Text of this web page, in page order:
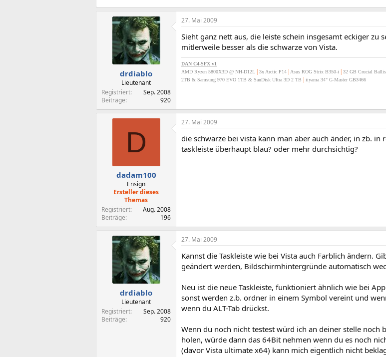
drdiablo
Lieutenant
Registriert
Sep. 2008
Beiträge
920
27. Mai 2009
Sieht ganz nett aus, die leiste schein insgesamt eckiger zu
mitlerweile besser als die schwarze von Vista.
DAN C4-SFX v1
AMD Ryzen 5800X3D @ NH-D12L
3x Arctic P14 Asus ROG Strix B350-i 32 GB Crucial
2TB & Samsung 970 EVO 1TB & SanDisk Ultra 3D 2 TB
iiyama 34" G-Master GB3466
D
dadam100
Ensign
Ersteller dieses
Themas
Registriert
Aug. 2008
Beiträge
196
27. Mai 2009
die schwarze bei vista kann man aber auch änder, in zb.
taskleiste überhaupt blau? oder mehr durchsichtig?
drdiablo
Lieutenant
Registriert
Sep. 2008
Beiträge
920
27. Mai 2009
Kannst die Taskleiste wie bei Vista auch Farblich ändern.
geändert werden, Bildschirmhintergründe automatisch
Neu ist die neue Taskleiste, funktioniert ähnlich wie bei
sonst werden z.b. ordner in einem Symbol vereint und
wenn du ALT-Tab drückst.
Wenn du noch nicht testest würd ich an deiner stelle noch
holen, würde dann das 64Bit nehmen wenn du es noch
(davor Vista ultimate x64) kann mich eigentlich nicht